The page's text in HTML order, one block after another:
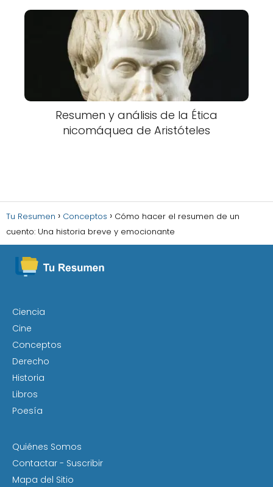
Resumen y análisis de la Ética
nicomáquea de Aristóteles
Tu Resumen Conceptos
Cómo hacer el resumen de un
cuento: Una historia breve y emocionante
Ciencia
Cine
Conceptos
Derecho
Historia
Libros
Poesía
Quiénes Somos
Contactar - Suscribir
Mapa del Sitio